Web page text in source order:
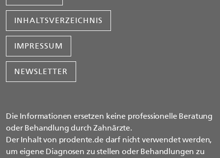
INHALTSVERZEICHNIS
IMPRESSUM
NEWSLETTER
Die Informationen ersetzen keine professionelle Beratung
oder Behandlung durch Zahnärzte.
Der Inhalt von prodente.de darf nicht verwendet werden,
um eigene Diagnosen zu stellen oder Behandlungen zu